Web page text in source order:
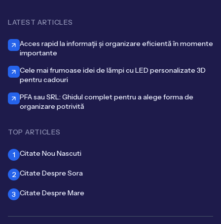
LATEST ARTICLES
Acces rapid la informații și organizare eficientă în momente
importante
Cele mai frumoase idei de lămpi cu LED personalizate 3D
pentru cadouri
PFA sau SRL: Ghidul complet pentru a alege forma de
organizare potrivită
TOP ARTICLES
1 Citate Nou Nascuti
2 Citate Despre Sora
3 Citate Despre Mare